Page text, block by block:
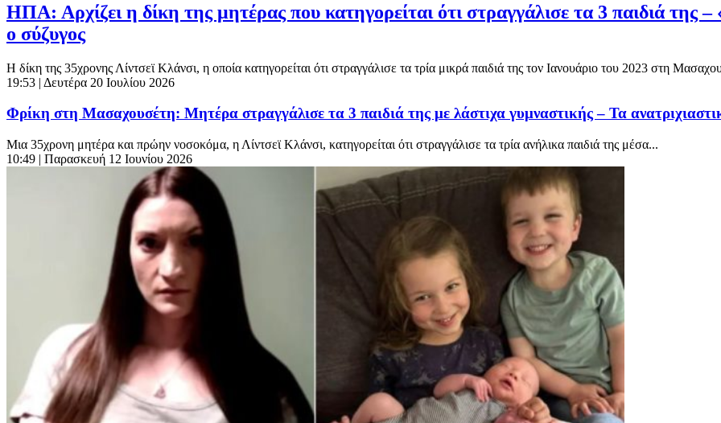
ΗΠΑ: Αρχίζει η δίκη της μητέρας που κατηγορείται ότι στραγγάλισε τα 3 παιδιά της
ο σύζυγος
Η δίκη της 35χρονης Λίντσεϊ Κλάνσι, η οποία κατηγορείται ότι στραγγάλισε τα τρία μικρά παιδιά της τον Ιανουάριο του 2023 στη
19:53 | Δευτέρα 20 Ιουλίου 2026
Φρίκη στη Μασαχουσέτη: Μητέρα στραγγάλισε τα 3 παιδιά της με λάστιχα γυμναστικής – Τα
Μια 35χρονη μητέρα και πρώην νοσοκόμα, η Λίντσεϊ Κλάνσι, κατηγορείται ότι στραγγάλισε τα τρία ανήλικα παιδιά της μέσα...
10:49 | Παρασκευή 12 Ιουνίου 2026